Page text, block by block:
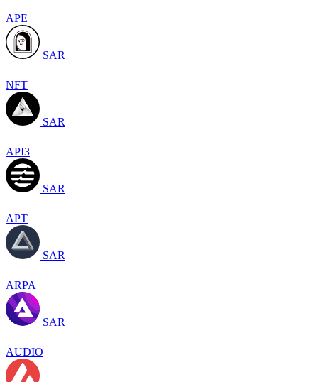
APE
SAR
NFT
SAR
API3
SAR
APT
SAR
ARPA
SAR
AUDIO